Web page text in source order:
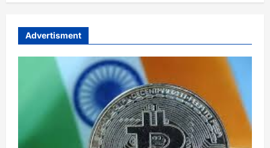
Advertisment